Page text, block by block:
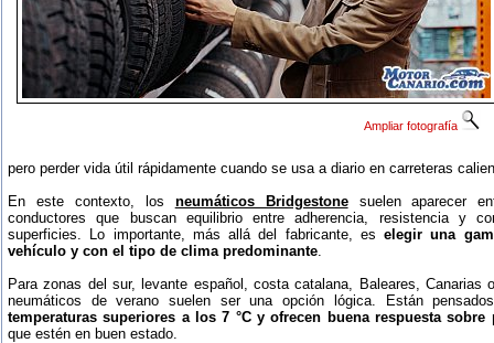
Ampliar fotografía
pero perder vida útil rápidamente cuando se usa a diario en carreteras
En este contexto, los neumáticos Bridgestonesuelen aparecer
conductores que buscan equilibrio entre adherencia, resistencia y
superficies. Lo importante, más allá del fabricante, es elegir una
vehículo y con el tipo de clima predominante.
Para zonas del sur, levante español, costa catalana, Baleares, Canarias
neumáticos de verano suelen ser una opción lógica. Están
temperaturas superiores a los 7 °C y ofrecen buena respuesta
que estén en buen estado.